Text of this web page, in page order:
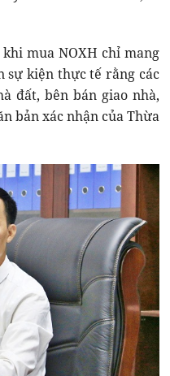
mua NOXH chỉ mang
sự kiện thực tế rằng các
đất, bên bán giao nhà,
bản xác nhận của Thừa